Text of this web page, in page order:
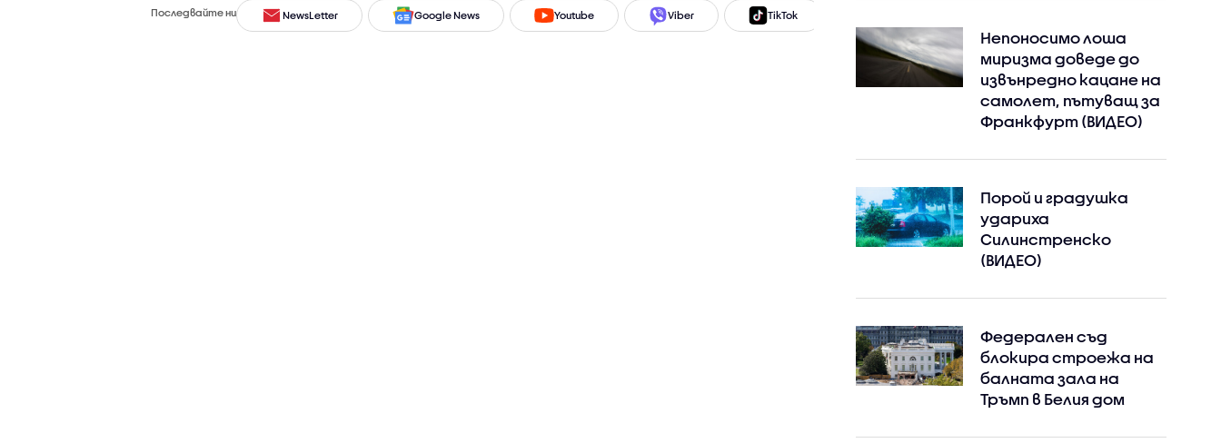
Последвайте ни NewsLetter Google News Youtube Viber TikTok
Непоносимо лоша
миризма доведе до
извънредно кацане на
самолет, пътуващ за
Франкфурт (ВИДЕО)
Порой и градушка
удариха
Силинстренско
(ВИДЕО)
Федерален съд
блокира строежа на
балната зала на
Тръмп в Белия дом